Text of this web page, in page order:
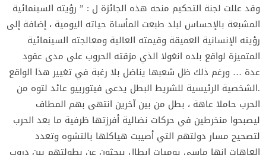
وقد عللت لجنة التحكيم منحه هذه الجائزة ل : ” رؤيته السينمائية
المشبعة بالإحساس لبلد طبعت المأساة حياته اليومية ، إضافة إلى
رؤيته الإنسانية العميقة وقيمته العالية ومعالجته السينمائية
المتميزة لواقع بلده انغولا الذي مزقته الحروب على مدى عقود
عدة … ورغم ذلك ظل شعبها يناضل بلا رغبة في تغيير هذا الواقع
.الشخصية الرئيسية للشريط البطل يدعى فيتورييو عائد لتوه من
الحرب حاملا عاهة ، بطل من بين آخرين انتهى بهم المطاف
ليصبحوا منخرطين في حركات نضالية أفرزتها ظرفية ما بعد الحرب
لتصحيح مسار دولتهم التي أصيبت هياكلها بالتشوه وتعدد